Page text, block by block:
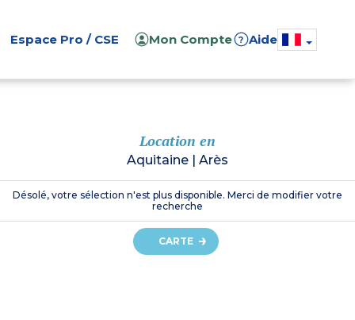
Espace Pro / CSE Mon Compte ? Aide
Location en
Aquitaine | Arès
Désolé, votre sélection n'est plus disponible. Merci de modifier votre
recherche
CARTE